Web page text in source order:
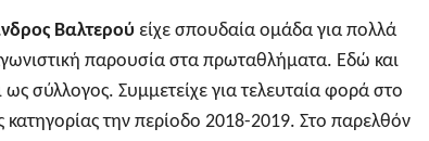
Βαλτερού είχε σπουδαία ομάδα για πολλά
παρουσία στα πρωταθλήματα. Εδώ και
ως σύλλογος. Συμμετείχε για τελευταία φορά στο
κατηγορίας την περίοδο 2018-2019. Στο παρελθόν